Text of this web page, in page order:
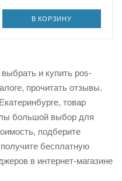
В КОРЗИНУ
и купить pos-
прочитать отзывы.
товар
большой выбор для
подберите
бесплатную
в интернет-магазине